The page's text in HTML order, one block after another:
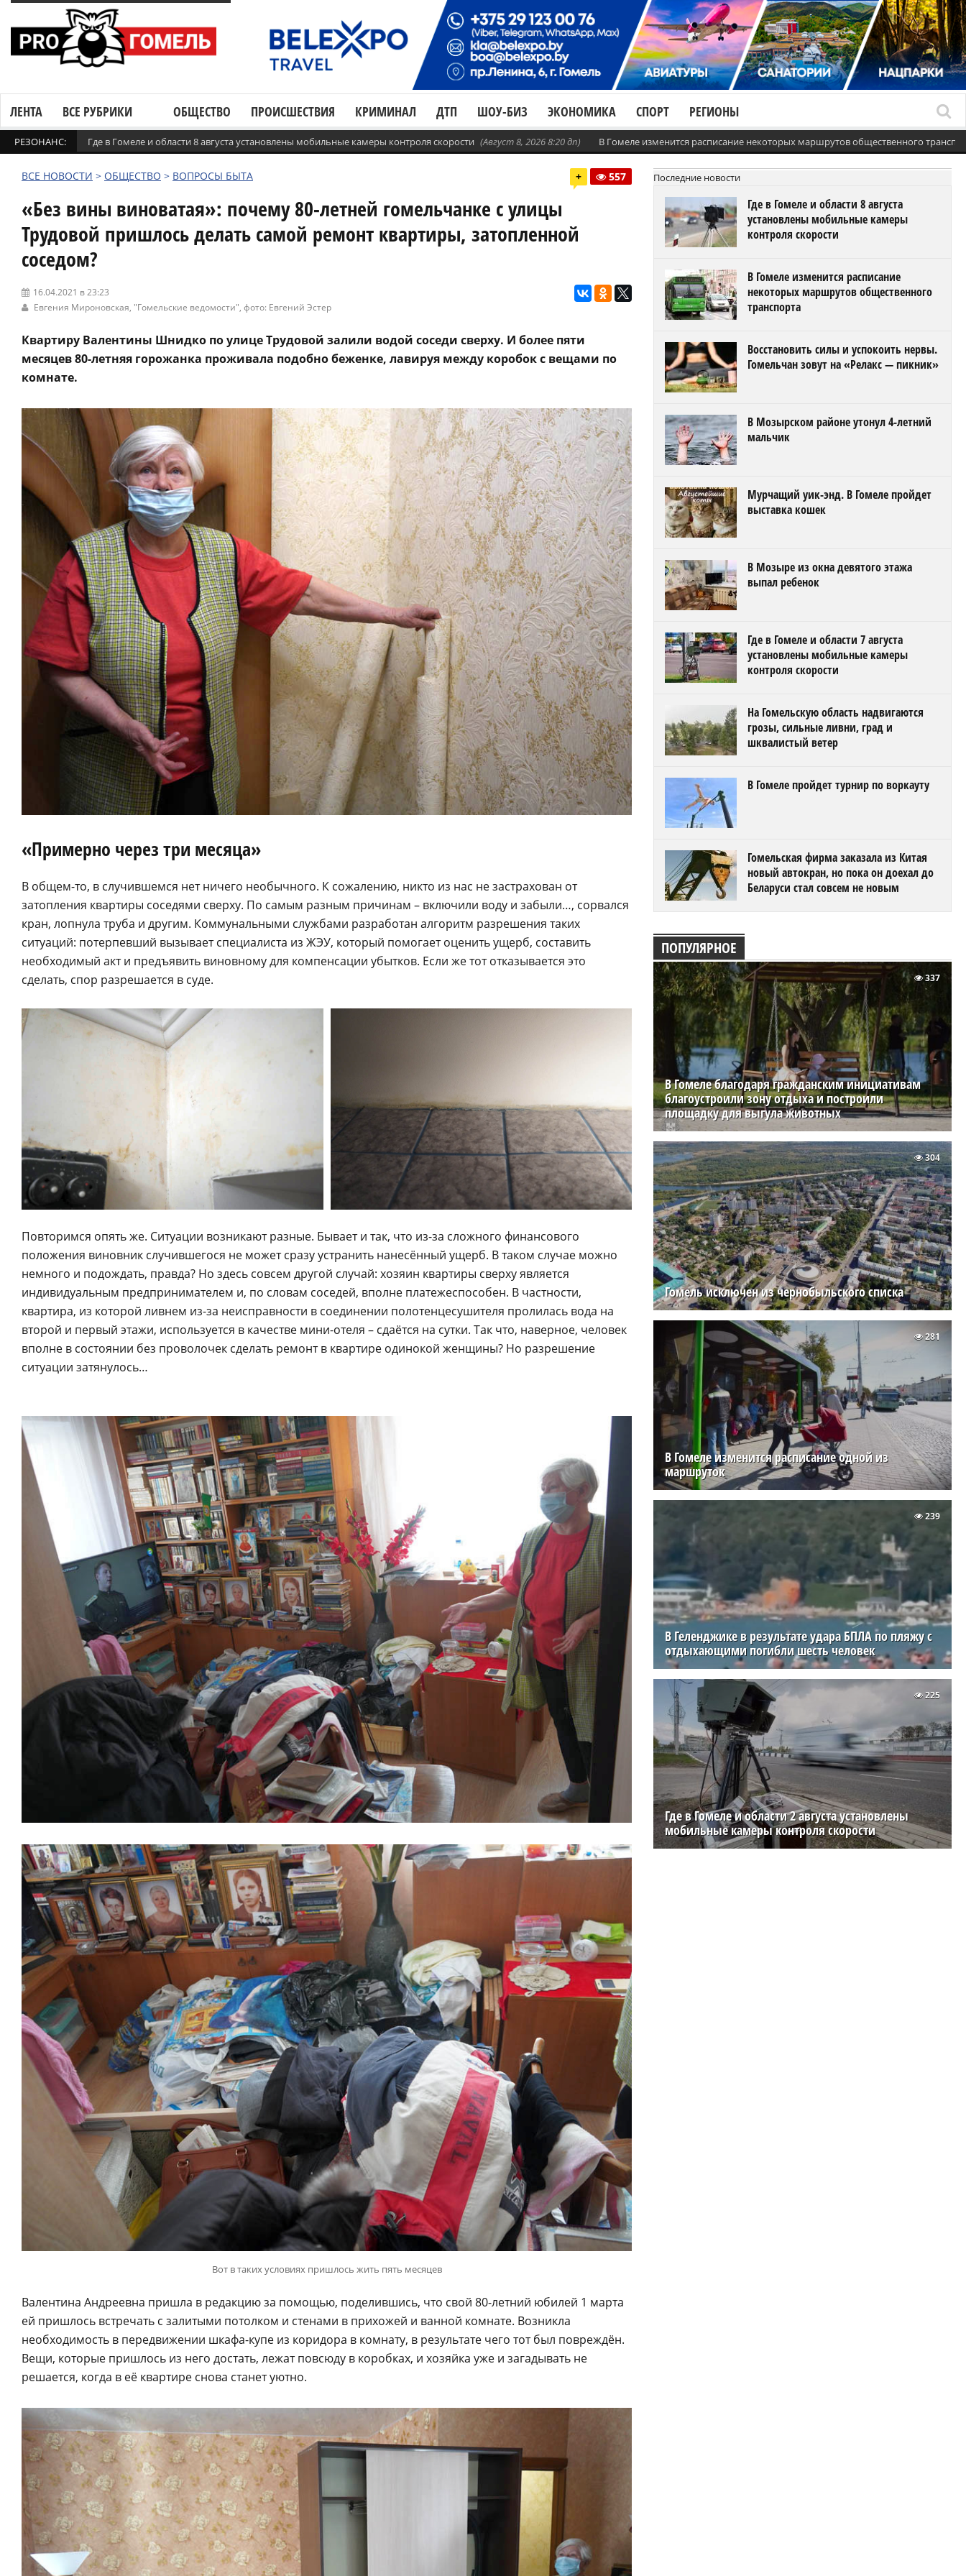
ЛЕНТА ВСЕ РУБРИКИ ОБЩЕСТВО ПРОИСШЕСТВИЯ КРИМИНАЛ ДТП ШОУ-БИЗ ЭКОНОМИКА СПОРТ РЕГИОНЫ
РЕЗОНАНС: Где в Гомеле и области 8 августа установлены мобильные камеры контроля скорости (Август 8, 2026 8:20 дп) В Гомеле изменится расписание некоторых маршрутов общественного
ВСЕ НОВОСТИ > ОБЩЕСТВО > ВОПРОСЫ БЫТА + 557
«Без вины виноватая»: почему 80-летней гомельчанке с улицы
Трудовой пришлось делать самой ремонт квартиры, затопленной
соседом?
16.04.2021 в 23:23
Евгения Мироновская, "Гомельские ведомости", фото: Евгений Эстер
Квартиру Валентины Шнидко по улице Трудовой залили водой соседи сверху. И более пяти
месяцев 80-летняя горожанка проживала подобно беженке, лавируя между коробок с вещами по
комнате.
«Примерно через три месяца»
В общем-то, в случившемся нет ничего необычного. К сожалению, никто из нас не застрахован от
затопления квартиры соседями сверху. По самым разным причинам – включили воду и забыли…, сорвался
кран, лопнула труба и другим. Коммунальными службами разработан алгоритм разрешения таких
ситуаций: потерпевший вызывает специалиста из ЖЭУ, который помогает оценить ущерб, составить
необходимый акт и предъявить виновному для компенсации убытков. Если же тот отказывается это
сделать, спор разрешается в суде.
Повторимся опять же. Ситуации возникают разные. Бывает и так, что из-за сложного финансового
положения виновник случившегося не может сразу устранить нанесённый ущерб. В таком случае можно
немного и подождать, правда? Но здесь совсем другой случай: хозяин квартиры сверху является
индивидуальным предпринимателем и, по словам соседей, вполне платежеспособен. В частности,
квартира, из которой ливнем из-за неисправности в соединении полотенцесушителя пролилась вода на
второй и первый этажи, используется в качестве мини-отеля – сдаётся на сутки. Так что, наверное, человек
вполне в состоянии без проволочек сделать ремонт в квартире одинокой женщины? Но разрешение
ситуации затянулось…
Вот в таких условиях пришлось жить пять месяцев
Валентина Андреевна пришла в редакцию за помощью, поделившись, что свой 80-летний юбилей 1 марта
ей пришлось встречать с залитыми потолком и стенами в прихожей и ванной комнате. Возникла
необходимость в передвижении шкафа-купе из коридора в комнату, в результате чего тот был повреждён.
Вещи, которые пришлось из него достать, лежат повсюду в коробках, и хозяйка уже и загадывать не
решается, когда в её квартире снова станет уютно.
Последние новости
Где в Гомеле и области 8 августа
установлены мобильные камеры
контроля скорости
В Гомеле изменится расписание
некоторых маршрутов общественного
транспорта
Восстановить силы и успокоить нервы.
Гомельчан зовут на «Релакс — пикник»
В Мозырском районе утонул 4-летний
мальчик
Мурчащий уик-энд. В Гомеле пройдет
выставка кошек
В Мозыре из окна девятого этажа
выпал ребенок
Где в Гомеле и области 7 августа
установлены мобильные камеры
контроля скорости
На Гомельскую область надвигаются
грозы, сильные ливни, град и
шквалистый ветер
В Гомеле пройдет турнир по воркауту
Гомельская фирма заказала из Китая
новый автокран, но пока он доехал до
Беларуси стал совсем не новым
ПОПУЛЯРНОЕ
В Гомеле благодаря гражданским инициативам
благоустроили зону отдыха и построили
площадку для выгула животных
337
Гомель исключен из чернобыльского списка
304
В Гомеле изменится расписание одной из
маршруток
281
В Геленджике в результате удара БПЛА по пляжу с
отдыхающими погибли шесть человек
239
Где в Гомеле и области 2 августа установлены
мобильные камеры контроля скорости
225